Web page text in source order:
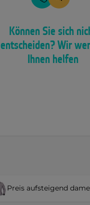
Können Sie sich
entscheiden? Wir
Ihnen helfen
Preis aufsteigend